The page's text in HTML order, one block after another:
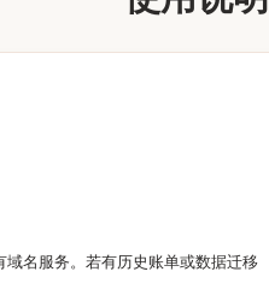
名服务。若有历史账单或数据迁移